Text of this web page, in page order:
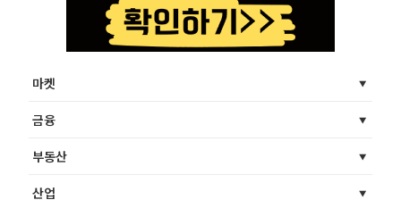
마켓
금융
부동산
산업